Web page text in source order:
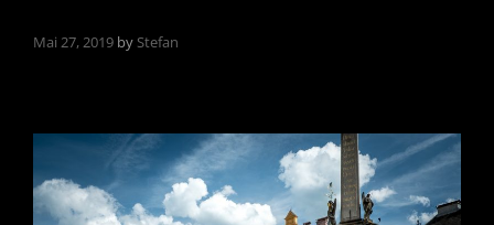
Mai 27, 2019 by Stefan